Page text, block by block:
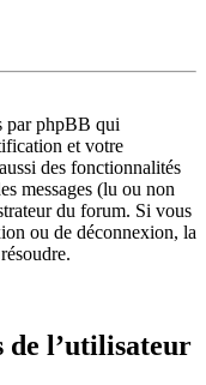
par phpBB qui
et votre
des fonctionnalités
messages (lu ou non
du forum. Si vous
ou de déconnexion, la
de l’utilisateur